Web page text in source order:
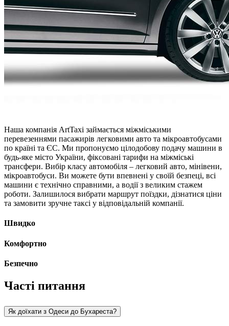
Наша компанія ArtTaxi займається міжміськими
перевезеннями пасажирів легковими авто та мікроавтобусами
по країні та ЄС. Ми пропонуємо цілодобову подачу машини в
будь-яке місто України, фіксовані тарифи на міжміські
трансфери. Вибір класу автомобіля – легковий авто, мінівени,
мікроавтобуси. Ви можете бути впевнені у своїй безпеці, всі
машини є технічно справними, а водії з великим стажем
роботи. Залишилося вибрати маршрут поїздки, дізнатися ціни
та замовити зручне таксі у відповідальній компанії.
Швидко
Комфортно
Безпечно
Часті питання
Як доїхати з Одеси до Бухареста?